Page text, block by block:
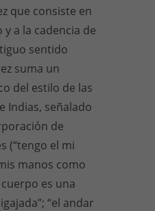
que consiste en
a la cadencia de
sentido
suma un
del estilo de las
Indias, señalado
de
(“tengo el mi
manos como
es una
“el andar